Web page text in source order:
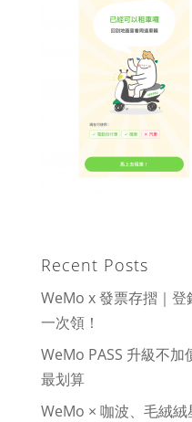
Recent Posts
WeMo x 發票存摺｜
一次領！
WeMo PASS 升級不加
最划算
WeMo × 咖波、毛絨